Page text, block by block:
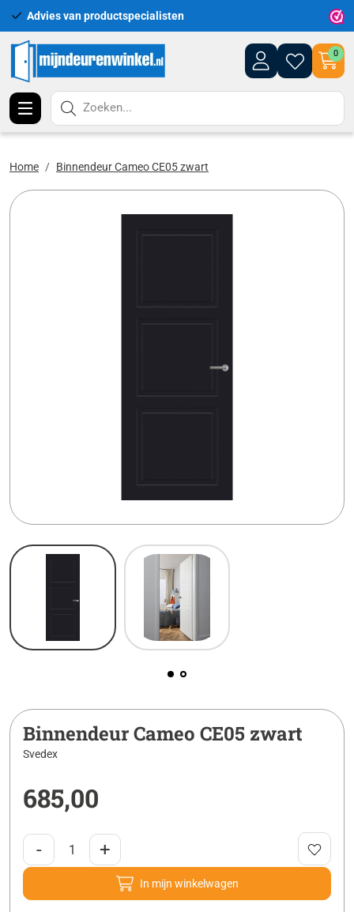
Advies van productspecialisten
0
Zoeken...
Home Binnendeur Cameo CE05 zwart
Binnendeur Cameo CE05 zwart
Svedex
685,00
- +
In mijn winkelwagen